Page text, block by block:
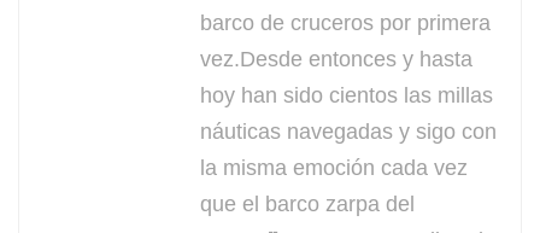
barco de cruceros por primera
vez.Desde entonces y hasta
hoy han sido cientos las millas
náuticas navegadas y sigo con
la misma emoción cada vez
que el barco zarpa del